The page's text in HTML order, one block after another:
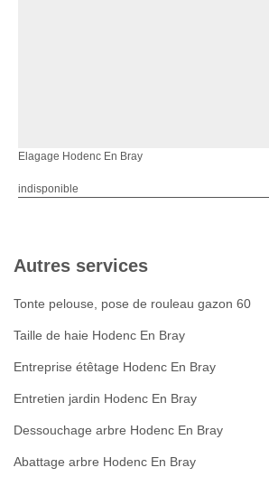
Elagage Hodenc En Bray
indisponible
Autres services
Tonte pelouse, pose de rouleau gazon 60
Taille de haie Hodenc En Bray
Entreprise étêtage Hodenc En Bray
Entretien jardin Hodenc En Bray
Dessouchage arbre Hodenc En Bray
Abattage arbre Hodenc En Bray